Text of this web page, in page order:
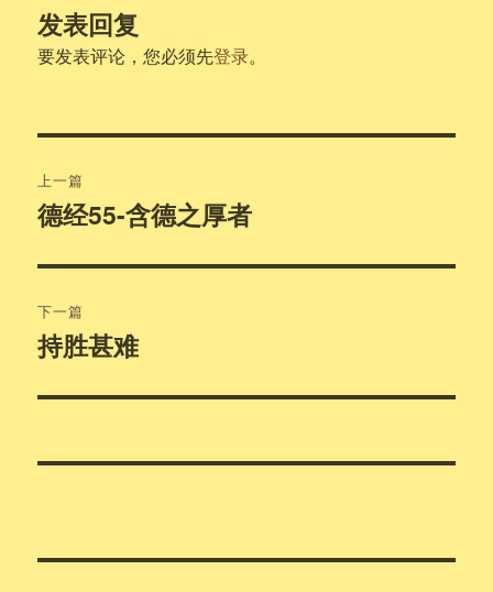
发表回复
要发表评论，您必须先登录。
章
航
上一篇
上
文
章：
德经55-含德之厚者
下一篇
下
文
持胜甚难